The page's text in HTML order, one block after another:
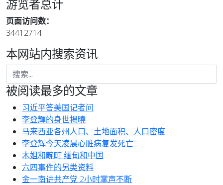
游览者总计
页面访问数：
34412714
本网站内搜索资讯
被阅读最多的文章
习近平答美国记者问
李登輝的身世揭曉
马来西亚各州人口、土地面积、人口密度
李登辉今天凌晨心脏病复发死亡
木姐和畹町 缅甸和中国
六四事件的另类资料
金一南讲共产党 2小时掌声不断